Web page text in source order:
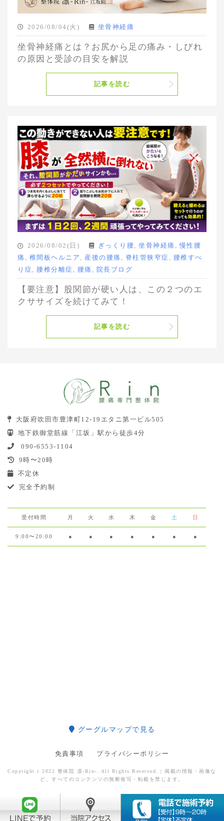
2026/08/04(火) 坐骨神経痛
坐骨神経痛とは？お尻から足の痛み・しびれ
の原因と受診の目安を解説
記事を読む
2026/08/02(日) ぎっくり腰, 坐骨神経痛 , 慢性腰
痛 , 椎間板ヘルニア , 産後の腰痛 , 脊柱管狭窄症 , 腰椎すべ
り症 , 腰椎分離症 , 腰痛 , 院長ブログ
【要注意】股関節が硬い人は、この２つのエ
クササイズを続けてみて！
記事を読む
大阪府吹田市豊津町12-19エタニ第一ビル505
地下鉄御堂筋線「江坂」駅から徒歩4分
090-6553-1104
9時〜20時
不定休
完全予約制
受付時間 月 火 水 木 金 土 日
9:00〜20:00 ● ● ● ● ● ● ●
グーグルマップで見る
免責事項 プライバシーポリシー
Copyright c 2022 整体院 凛-Rin-. All Rights Reserved. | 掲載の情報・画像な
ど、すべてのコンテンツの無断複写・転載を禁じます。